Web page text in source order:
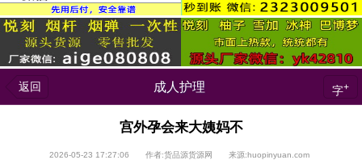
返回 成人护理 字+
宫外孕会来大姨妈不
2026-05-23 17:27:06 作者:货品源货源网 来源:huopinyuan.com